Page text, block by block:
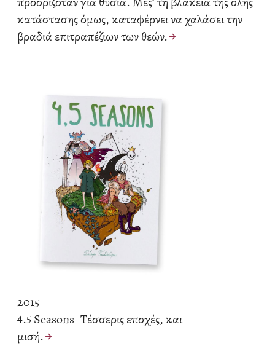
κατάστασης όμως, καταφέρνει να χαλάσει την
βραδιά επιτραπέζιων των θεών.
2015
4.5 Seasons Τέσσερις εποχές, και
μισή.